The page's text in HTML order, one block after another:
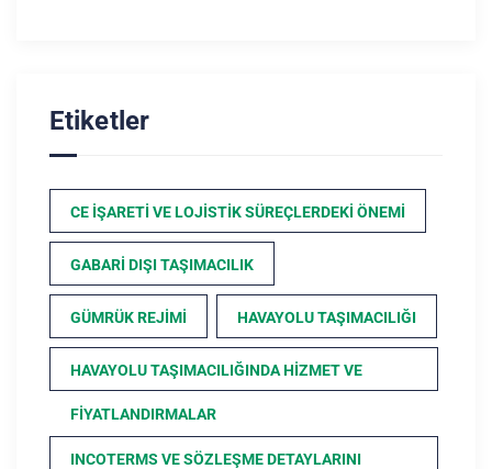
Etiketler
CE İŞARETI VE LOJISTIK SÜREÇLERDEKI ÖNEMI
GABARI DIŞI TAŞIMACILIK
GÜMRÜK REJIMI HAVAYOLU TAŞIMACILIĞI
HAVAYOLU TAŞIMACILIĞINDA HIZMET VE
FIYATLANDIRMALAR
INCOTERMS VE SÖZLEŞME DETAYLARINI